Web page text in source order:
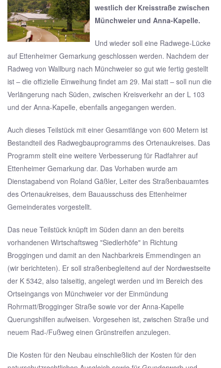
westlich der Kreisstraße zwischen
Münchweier und Anna-Kapelle.
Und wieder soll eine Radwege-Lücke
auf Ettenheimer Gemarkung geschlossen werden. Nachdem der
Radweg von Wallburg nach Münchweier so gut wie fertig gestellt
ist – die offizielle Einweihung findet am 29. Mai statt – soll nun die
Verlängerung nach Süden, zwischen Kreisverkehr an der L 103
und der Anna-Kapelle, ebenfalls angegangen werden.
Auch dieses Teilstück mit einer Gesamtlänge von 600 Metern ist
Bestandteil des Radwegbauprogramms des Ortenaukreises. Das
Programm stellt eine weitere Verbesserung für Radfahrer auf
Ettenheimer Gemarkung dar. Das Vorhaben wurde am
Dienstagabend von Roland Gäßler, Leiter des Straßenbauamtes
des Ortenaukreises, dem Bauausschuss des Ettenheimer
Gemeinderates vorgestellt.
Das neue Teilstück knüpft im Süden dann an den bereits
vorhandenen Wirtschaftsweg "Siedlerhöfe" in Richtung
Broggingen und damit an den Nachbarkreis Emmendingen an
(wir berichteten). Er soll straßenbegleitend auf der Nordwestseite
der K 5342, also talseitig, angelegt werden und im Bereich des
Ortseingangs von Münchweier vor der Einmündung
Rohrmatt/Brogginger Straße sowie vor der Anna-Kapelle
Querungshilfen aufweisen. Vorgesehen ist, zwischen Straße und
neuem Rad-/Fußweg einen Grünstreifen anzulegen.
Die Kosten für den Neubau einschließlich der Kosten für den